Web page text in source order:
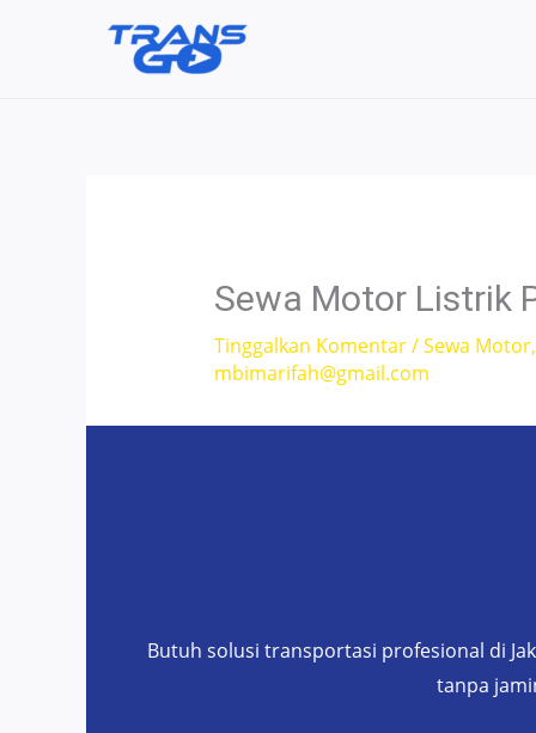
Sewa Motor Listrik
Tinggalkan Komentar/Sewa Motor
mbimarifah@gmail.com
Butuh solusi transportasi profesional di
tanpa